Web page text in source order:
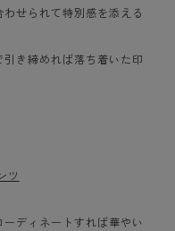
せられて特別感を添える
き締めれば落ち着いた印
ツ
ディネートすれば華やい